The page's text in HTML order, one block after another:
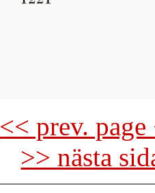
<< prev.
>> nästa